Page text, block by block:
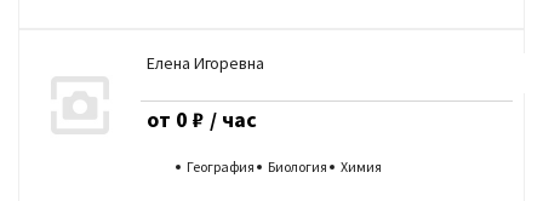
География Биология Химия
от 0 ₽ / час
Елена Игоревна